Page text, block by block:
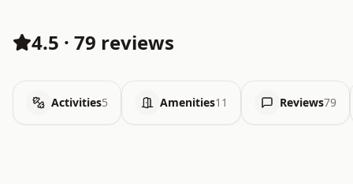
4.5 · 79 reviews
Activities5 Amenities11 Reviews79